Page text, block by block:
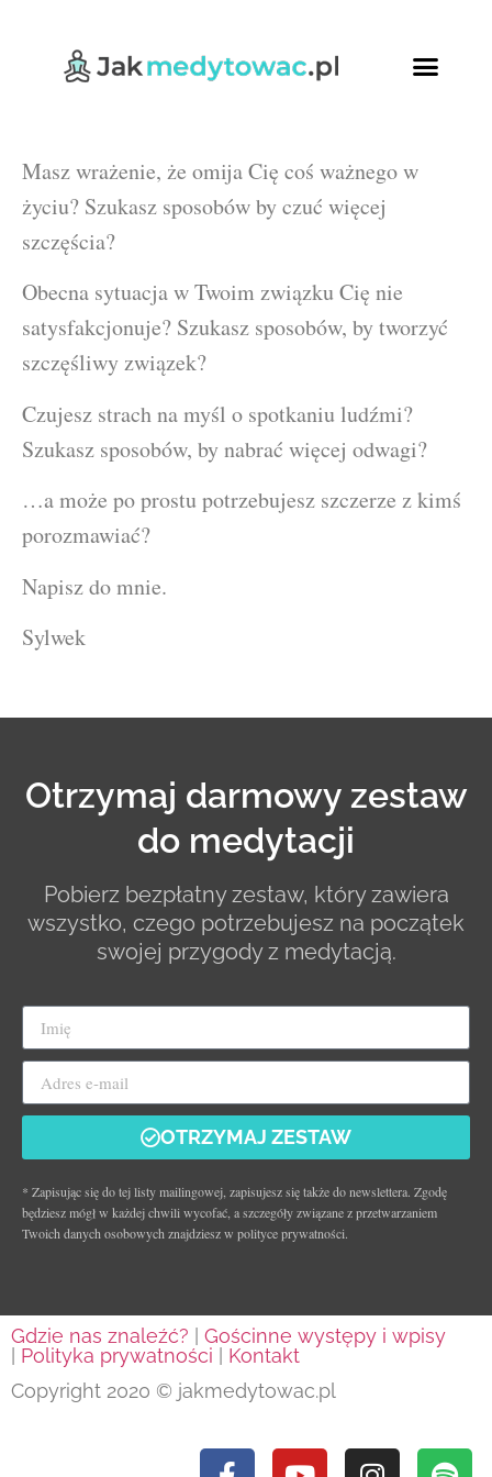
Masz wrażenie, że omija Cię coś ważnego w
życiu? Szukasz sposobów by czuć więcej
szczęścia?
Obecna sytuacja w Twoim związku Cię nie
satysfakcjonuje? Szukasz sposobów, by tworzyć
szczęśliwy związek?
Czujesz strach na myśl o spotkaniu ludźmi?
Szukasz sposobów, by nabrać więcej odwagi?
…a może po prostu potrzebujesz szczerze z kimś
porozmawiać?
Napisz do mnie.
Sylwek
Otrzymaj darmowy zestaw
do medytacji
Pobierz bezpłatny zestaw, który zawiera
wszystko, czego potrzebujesz na początek
swojej przygody z medytacją.
OTRZYMAJ ZESTAW
* Zapisując się do tej listy mailingowej, zapisujesz się także do newslettera. Zgodę
będziesz mógł w każdej chwili wycofać, a szczegóły związane z przetwarzaniem
Twoich danych osobowych znajdziesz w polityce prywatności.
Gdzie nas znaleźć? | Gościnne występy i wpisy
| Polityka prywatności | Kontakt
Copyright 2020 © jakmedytowac.pl